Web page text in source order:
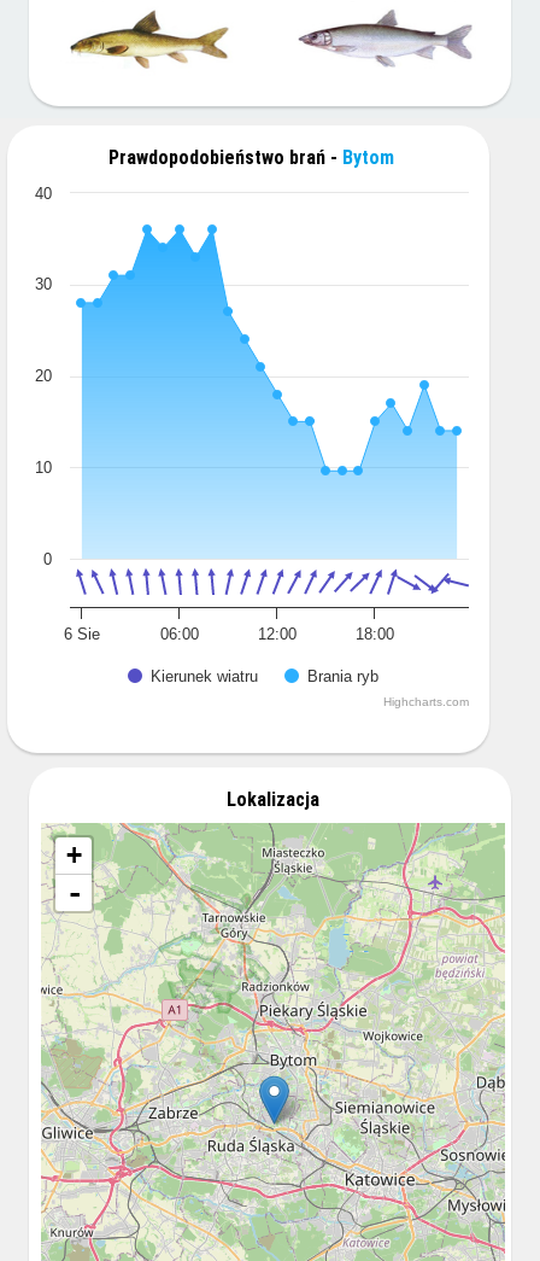
Prawdopodobieństwo brań - Bytom
Kierunek wiatru Brania ryb
6 Sie 06:00 12:00 18:00
0
10
20
30
40
Highcharts.com
Lokalizacja
+
-